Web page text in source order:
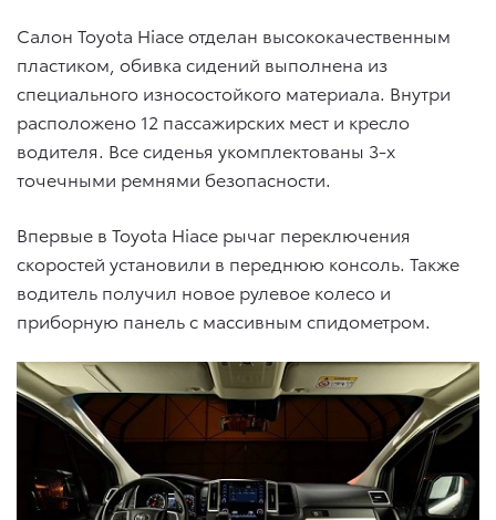
Салон Toyota Hiace отделан высококачественным
пластиком, обивка сидений выполнена из
специального износостойкого материала. Внутри
расположено 12 пассажирских мест и кресло
водителя. Все сиденья укомплектованы 3-х
точечными ремнями безопасности.
Впервые в Toyota Hiace рычаг переключения
скоростей установили в переднюю консоль. Также
водитель получил новое рулевое колесо и
приборную панель с массивным спидометром.